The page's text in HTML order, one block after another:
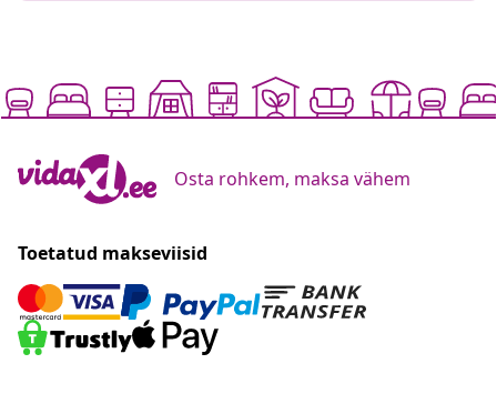
Osta rohkem, maksa vähem
Toetatud makseviisid